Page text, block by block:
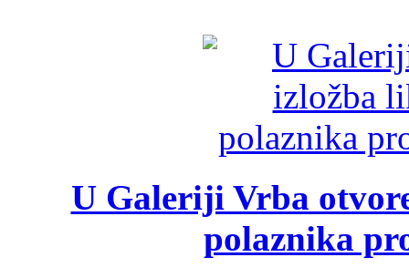
U Galeriji Vrba
polaznika